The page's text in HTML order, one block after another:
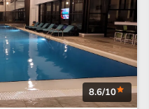
8.6/10